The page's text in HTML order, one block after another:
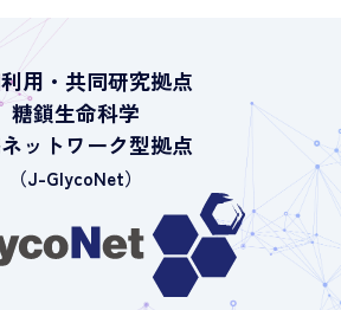
用・共同研究拠点
糖鎖生命科学
ットワーク型拠点
（J-GlycoNet）